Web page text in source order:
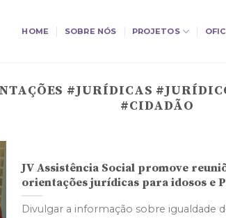
HOME SOBRE NÓS PROJETOS
#JURÍDICAS
#CIDADÃO
JV Assistência Social promove
orientações jurídicas para idosos e
Divulgar a informação sobre igualdade